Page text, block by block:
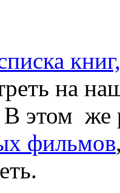
на
В этом же
фильмов